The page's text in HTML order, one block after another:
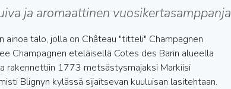
ja aromaattinen vuosikertasamppanja
ainoa talo, jolla on Château "titteli" Champagnen
Champagnen eteläisellä Cotes des Barin alueella
rakennettiin 1773 metsästysmajaksi Markiisi
Blignyn kylässä sijaitsevan kuuluisan lasitehtaan.